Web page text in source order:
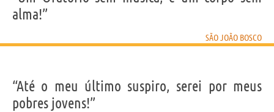
alma!”
SÃO JOÃO BOSCO
“Até o meu último suspiro, serei por meus
pobres jovens!”